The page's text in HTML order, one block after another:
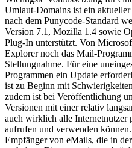
Umlaut-Domains ist ein
nach dem Punycode-Standard
Version 7.1, Mozilla 1.4 sowie
Plug-In unterstützt. Von
Explorer noch das Mail-
Stellungnahme. Für eine
Programmen ein Update
ist zu Beginn mit
zudem ist bei Veröffentlichung
Versionen mit einer relativ
auch wirklich alle Internetnutzer
aufrufen und verwenden
Empfänger von eMails, die in